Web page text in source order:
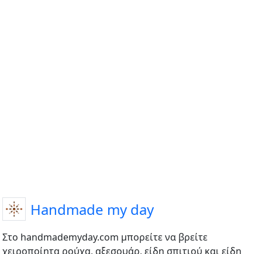
Handmade my day
Στο handmademyday.com μπορείτε να βρείτε
χειροποίητα ρούχα, αξεσουάρ, είδη σπιτιού και είδη